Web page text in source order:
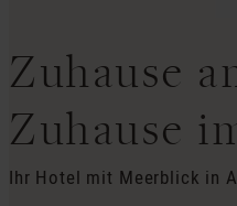
Zuhause
Zuhause
Ihr Hotel mit Meerblick in